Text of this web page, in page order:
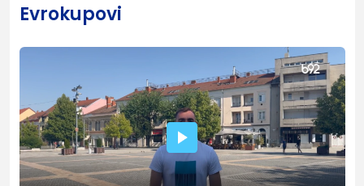
Evrokupovi